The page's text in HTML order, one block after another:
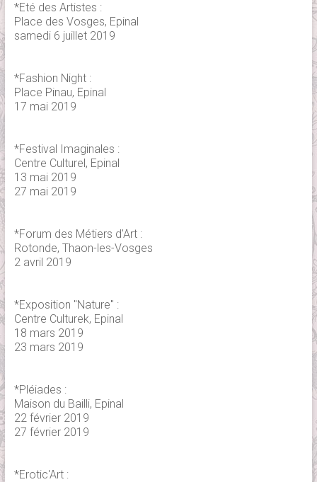
*Eté des Artistes :
Place des Vosges, Epinal
samedi 6 juillet 2019
*Fashion Night :
Place Pinau, Epinal
17 mai 2019
*Festival Imaginales :
Centre Culturel, Epinal
13 mai 2019
27 mai 2019
*Forum des Métiers d'Art :
Rotonde, Thaon-les-Vosges
2 avril 2019
*Exposition "Nature" :
Centre Culturek, Epinal
18 mars 2019
23 mars 2019
*Pléiades :
Maison du Bailli, Epinal
22 février 2019
27 février 2019
*Erotic'Art :